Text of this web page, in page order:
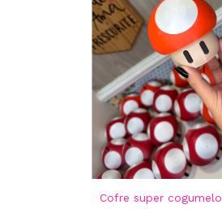
Cofre super cogumelo